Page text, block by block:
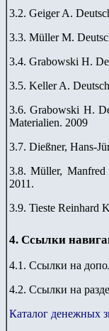
3.2. Geiger A.
3.3. Müller M.
3.4. Grabowski H.
3.5. Keller A.
3.6. Grabowski H.
Materialien. 2009
3.7. Dießner, Hans-
3.8. Müller, Manfred
2011.
3.9. Tieste Reinhard
4. Ссылки
4.1. Ссылки на
4.2. Ссылки на
Каталог денежных